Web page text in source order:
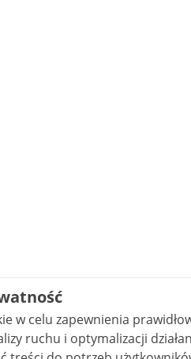
w celu zapewnienia
i optymalizacji działania